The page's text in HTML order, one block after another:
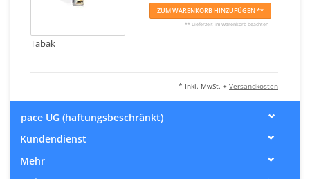
ZUM WARENKORB HINZUFÜGEN **
** Lieferzeit im Warenkorb beachten
Tabak
* Inkl. MwSt. + Versandkosten
pace UG (haftungsbeschränkt)
Kundendienst
Mehr